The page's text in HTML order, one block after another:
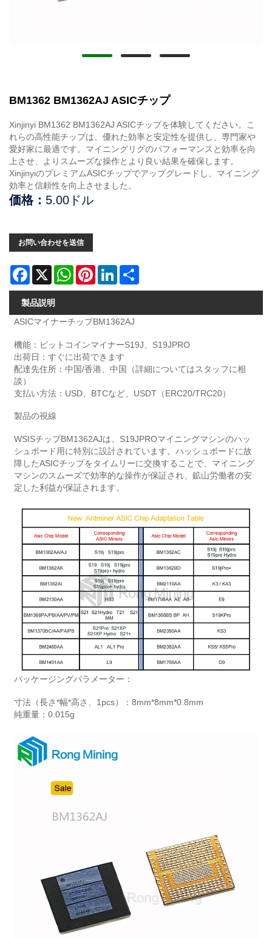
BM1362 BM1362AJ ASICチップ
Xinjinyi BM1362 BM1362AJ ASICチップを体験してください。こ
れらの高性能チップは、優れた効率と安定性を提供し、専門家や
愛好家に最適です。マイニングリグのパフォーマンスと効率を向
上させ、よりスムーズな操作とより良い結果を確保します。
XinjinyiのプレミアムASICチップでアップグレードし、マイニング
効率と信頼性を向上させました。
価格： 5.00ドル
お問い合わせを送信
Facebook
X WhatsAppPinterestLinkedIn
製品説明
ASICマイナーチップBM1362AJ
機能：ビットコインマイナーS19J、S19JPRO
出荷日：すぐに出荷できます
配達先住所：中国/香港、中国（詳細についてはスタッフに相
談）
支払い方法：USD、BTCなど、USDT（ERC20/TRC20）
製品の視線
WSISチップBM1362AJは、S19JPROマイニングマシンのハッ
シュボード用に特別に設計されています。ハッシュボードに故
障したASICチップをタイムリーに交換することで、マイニング
マシンのスムーズで効率的な操作が保証され、鉱山労働者の安
定した利益が保証されます。
パッケージングパラメーター：
寸法（長さ*幅*高さ、1pcs）：8mm*8mm*0.8mm
純重量：0.015g